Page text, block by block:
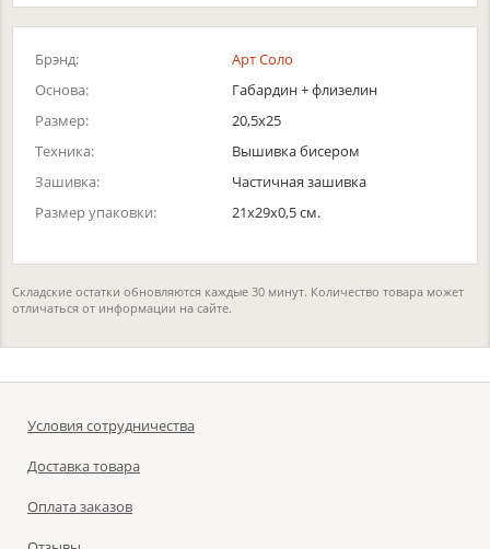
Брэнд:
Арт Соло
Основа:
Габардин + флизелин
Размер:
20,5х25
Техника:
Вышивка бисером
Зашивка:
Частичная зашивка
Размер упаковки:
21x29x0,5 см.
Складские остатки обновляются каждые 30 минут. Количество товара может
отличаться от информации на сайте.
Условия сотрудничества
Доставка товара
Оплата заказов